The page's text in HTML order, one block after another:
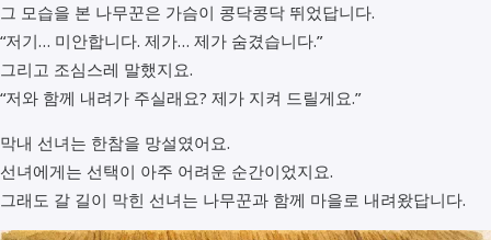
그 모습을 본 나무꾼은 가슴이 콩닥콩닥 뛰었답니다.
“저기… 미안합니다. 제가… 제가 숨겼습니다.”
그리고 조심스레 말했지요.
“저와 함께 내려가 주실래요? 제가 지켜 드릴게요.”
막내 선녀는 한참을 망설였어요.
선녀에게는 선택이 아주 어려운 순간이었지요.
그래도 갈 길이 막힌 선녀는 나무꾼과 함께 마을로 내려왔답니다.